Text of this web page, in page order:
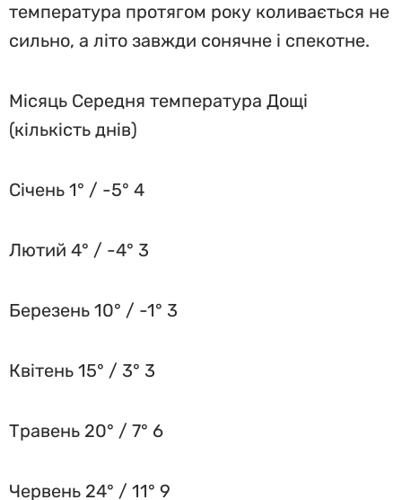
температура протягом року коливається не
сильно, а літо завжди сонячне і спекотне.
Місяць Середня температура Дощі
(кількість днів)
Січень 1° / -5° 4
Лютий 4° / -4° 3
Березень 10° / -1° 3
Квітень 15° / 3° 3
Травень 20° / 7° 6
Червень 24° / 11° 9